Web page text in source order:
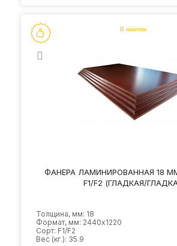
ФАНЕРА ЛАМИНИРОВАННАЯ 18
F1/F2 (ГЛАДКАЯ/
Толщина, мм: 18
Формат, мм: 2440х1220
Сорт: F1/F2
Вес (кг.): 35.9